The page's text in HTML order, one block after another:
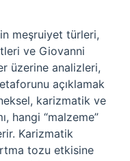
meşruiyet türleri,
ve Giovanni
üzerine analizleri,
açıklamak
karizmatik ve
hangi “malzeme”
Karizmatik
tozu etkisine